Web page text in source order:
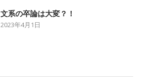
文系の卒論は大変？！
2023年4月1日